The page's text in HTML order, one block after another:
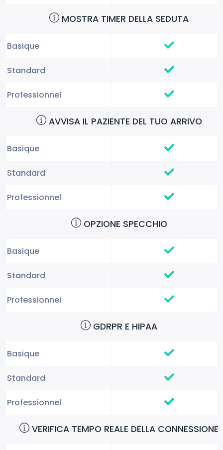
MOSTRA TIMER DELLA SEDUTA
AVVISA IL PAZIENTE DEL TUO ARRIVO
OPZIONE SPECCHIO
GDRPR E HIPAA
VERIFICA TEMPO REALE DELLA CONNESSIONE